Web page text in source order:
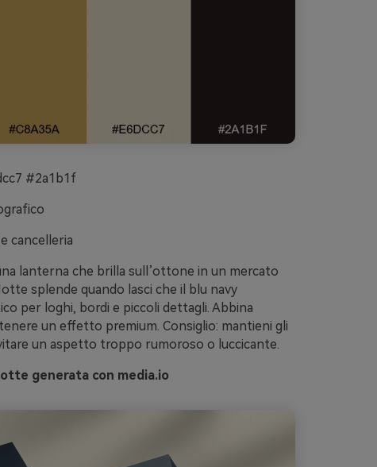
#2a1b1f
cancelleria
lanterna che brilla sull’ottone in un mercato
splende quando lasci che il blu navy
per loghi, bordi e piccoli dettagli. Abbina
un effetto premium. Consiglio: mantieni gli
un aspetto troppo rumoroso o luccicante.
generata con media.io